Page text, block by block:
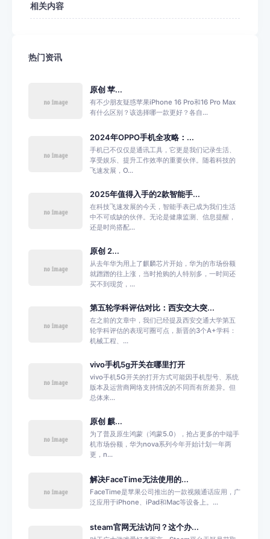
相关内容
热门资讯
原创 苹...
有不少朋友疑惑苹果iPhone 16 Pro和16 Pro Max
有什么区别？该选择哪一款更好？各自...
2024年OPPO手机全攻略：...
手机已不仅仅是通讯工具，它更是我们记录生活、
享受娱乐、提升工作效率的重要伙伴。随着科技的
飞速发展，O...
2025年值得入手的2款智能手...
在科技飞速发展的今天，智能手表已成为我们生活
中不可或缺的伙伴。无论是健康监测、信息提醒，
还是时尚搭配...
原创 2...
从去年华为用上了麒麟芯片开始，华为的市场份额
就蹭蹭的往上涨，当时抢购的人特别多，一时间还
买不到现货，...
第五轮学科评估对比：西安交大突...
在之前的文章中，我们已经提及西安交通大学第五
轮学科评估的表现可圈可点，新晋的3个A+学科：
机械工程、...
vivo手机5g开关在哪里打开
vivo手机5G开关的打开方式可能因手机型号、系统
版本及运营商网络支持情况的不同而有所差异。但
总体来...
原创 麒...
为了普及原生鸿蒙（鸿蒙5.0），抢占更多的中端手
机市场份额，华为nova系列今年开始计划一年两
更，n...
解决FaceTime无法使用的...
FaceTime是苹果公司推出的一款视频通话应用，广
泛应用于iPhone、iPad和Mac等设备上。...
steam官网无法访问？这个办...